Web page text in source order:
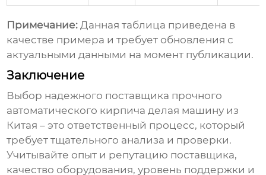
Примечание: Данная таблица приведена в
качестве примера и требует обновления с
актуальными данными на момент публикации.
Заключение
Выбор надежного поставщика прочного
автоматического кирпича делая машину из
Китая – это ответственный процесс, который
требует тщательного анализа и проверки.
Учитывайте опыт и репутацию поставщика,
качество оборудования, уровень поддержки и